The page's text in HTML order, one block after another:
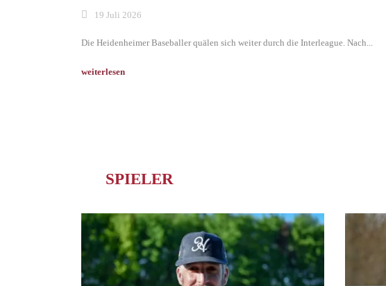
19 Juli 2026
Die Heidenheimer Baseballer quälen sich weiter durch die Interleague. Nach...
SPIELER